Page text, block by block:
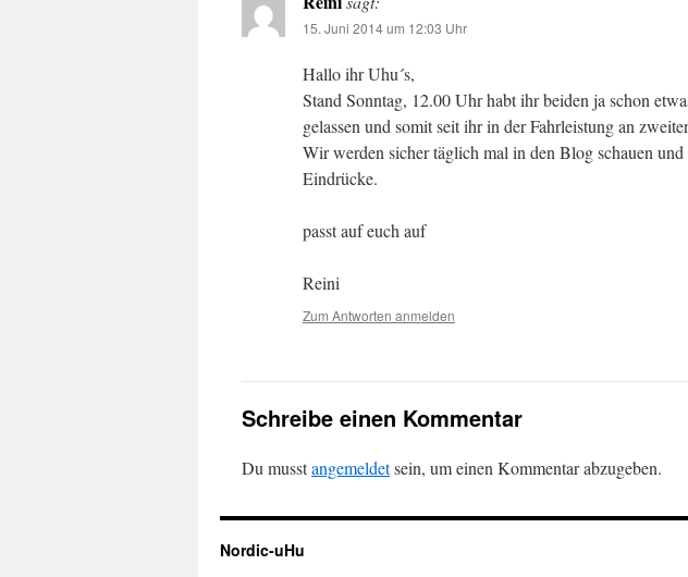
15. Juni 2014 um 12:03 Uhr
Hallo ihr Uhu´s,
Stand Sonntag, 12.00 Uhr habt ihr beiden ja schon
gelassen und somit seit ihr in der Fahrleistung an
Wir werden sicher täglich mal in den Blog schauen
Eindrücke.
passt auf euch auf
Reini
Zum Antworten anmelden
Schreibe einen Kommentar
Du musstangemeldetsein, um einen Kommentar abzugeben.
Nordic-uHu